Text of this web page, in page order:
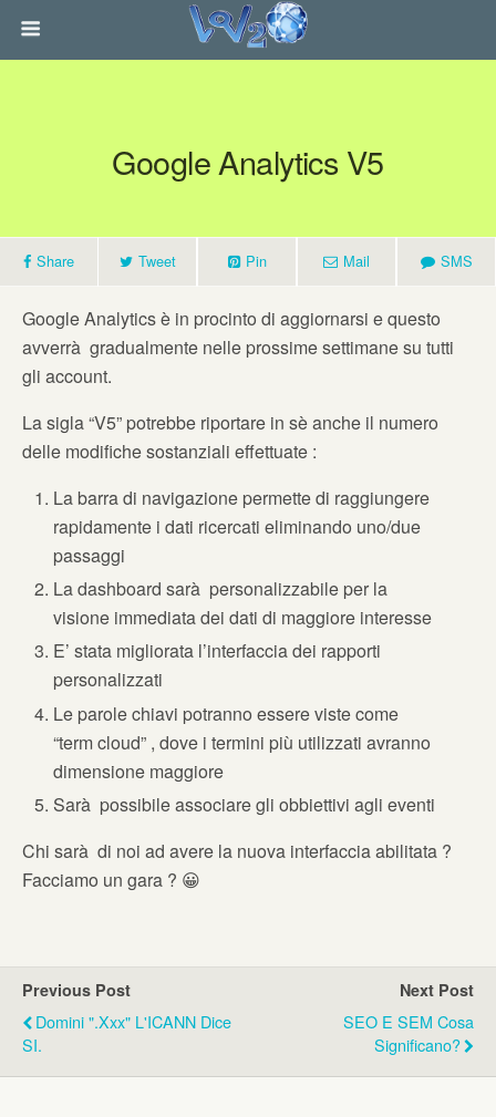
Google Analytics V5
Share Tweet Pin Mail SMS
Google Analytics è in procinto di aggiornarsi e questo
avverrà gradualmente nelle prossime settimane su tutti
gli account.
La sigla “V5” potrebbe riportare in sè anche il numero
delle modifiche sostanziali effettuate :
La barra di navigazione permette di raggiungere
rapidamente i dati ricercati eliminando uno/due
passaggi
La dashboard sarà personalizzabile per la
visione immediata dei dati di maggiore interesse
E’ stata migliorata l’interfaccia dei rapporti
personalizzati
Le parole chiavi potranno essere viste come
“term cloud” , dove i termini più utilizzati avranno
dimensione maggiore
Sarà possibile associare gli obbiettivi agli eventi
Chi sarà di noi ad avere la nuova interfaccia abilitata ?
Facciamo un gara ? 😀
Previous Post
Domini ".xxx" L'ICANN Dice
SI.
Next Post
SEO E SEM Cosa
Significano?